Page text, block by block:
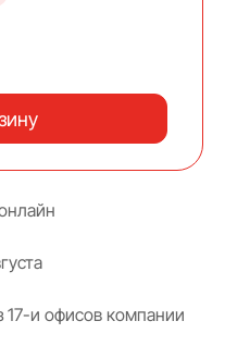
17-и офисов компании